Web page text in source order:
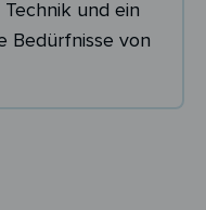
und ein
Bedürfnisse von